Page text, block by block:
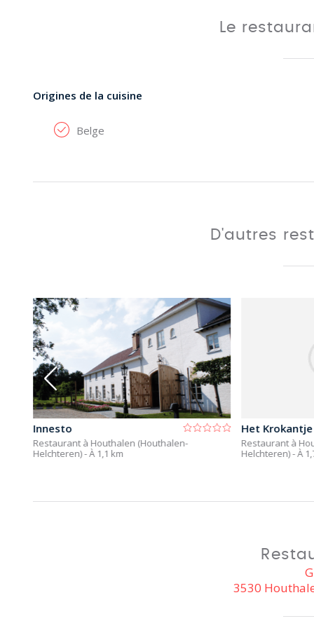
Le
Origines de la cuisine
Belge
D'autres
Innesto
Restaurant à Houthalen (Houthalen-
Helchteren)- À 1,1 km
Het Krokantje
Restaurant à
Helchteren)- À
3530